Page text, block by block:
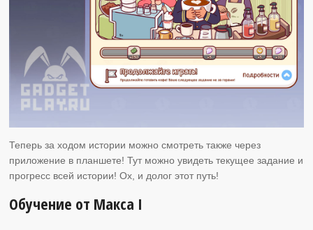
Теперь за ходом истории можно смотреть также через
приложение в планшете! Тут можно увидеть текущее задание и
прогресс всей истории! Ох, и долог этот путь!
Обучение от Макса I